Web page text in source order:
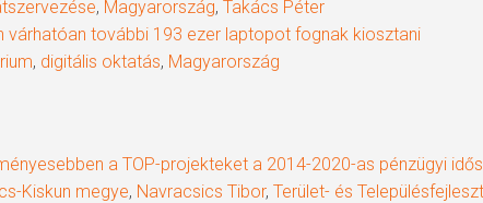
, Magyarország, Takács Péter
várhatóan további 193 ezer laptopot fognak kiosztani
, digitális oktatás, Magyarország
a TOP-projekteket a 2014-2020-as pénzügyi
Kiskun megye, Navracsics Tibor, Terület- és